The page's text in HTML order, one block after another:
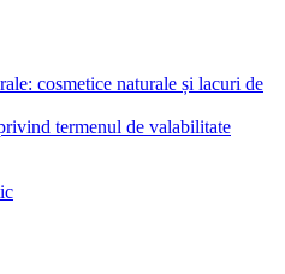
cosmetice naturale și lacuri de
termenul de valabilitate